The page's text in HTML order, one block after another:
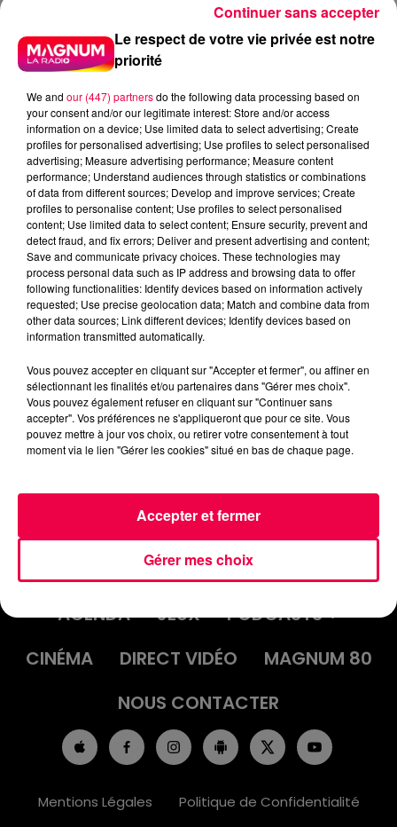
podcasts/2024/06/Les-Infos-People-du-mardi-04-
juin.mp3
INFOS
EMISSIONS
AGENDA
JEUX
PODCASTS
CINÉMA
DIRECT VIDÉO
MAGNUM 80
NOUS CONTACTER
Mentions Légales Politique de Confidentialité
Le respect de votre vie privée est notre
priorité
We and our (447) partnersdo the following data processing based on
your consent and/or our legitimate interest: Store and/or access
information on a device; Use limited data to select advertising; Create
profiles for personalised advertising; Use profiles to select personalised
advertising; Measure advertising performance; Measure content
performance; Understand audiences through statistics or combinations
of data from different sources; Develop and improve services; Create
profiles to personalise content; Use profiles to select personalised
content; Use limited data to select content; Ensure security, prevent and
detect fraud, and fix errors; Deliver and present advertising and content;
Save and communicate privacy choices. These technologies may
process personal data such as IP address and browsing data to offer
following functionalities: Identify devices based on information actively
requested; Use precise geolocation data; Match and combine data from
other data sources; Link different devices; Identify devices based on
information transmitted automatically.
Vous pouvez accepter en cliquant sur "Accepter et fermer", ou affiner en
sélectionnant les finalités et/ou partenaires dans "Gérer mes choix".
Vous pouvez également refuser en cliquant sur "Continuer sans
accepter". Vos préférences ne s'appliqueront que pour ce site. Vous
pouvez mettre à jour vos choix, ou retirer votre consentement à tout
moment via le lien "Gérer les cookies" situé en bas de chaque page.
Gérer mes choix
Accepter et fermer
Continuer sans accepter